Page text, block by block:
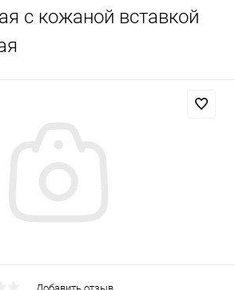
с кожаной вставкой
товары